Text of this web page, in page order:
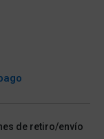
de retiro/envío